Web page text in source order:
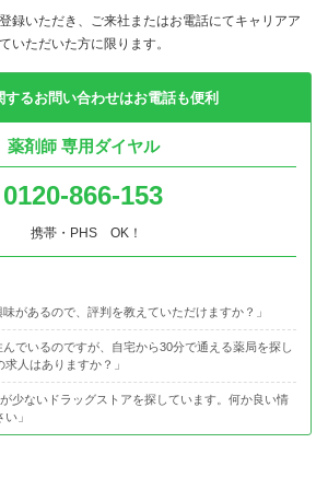
録いただき、ご来社またはお電話にてキャリアア
いただいた方に限ります。
するお問い合わせはお電話も便利
薬剤師 専用ダイヤル
0120-866-153
携帯・PHS OK！
があるので、評判を教えていただけますか？」
でいるのですが、自宅から30分で通える薬局を探し
人はありますか？」
少ないドラッグストアを探しています。何か良い情
」